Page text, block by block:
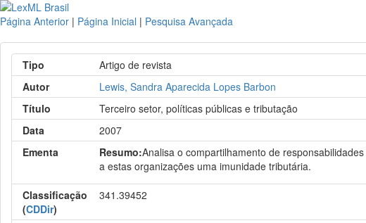
Página Anterior | Página Inicial | Pesquisa Avançada
Tipo
Artigo de revista
Autor
Lewis, Sandra Aparecida Lopes Barbon
Título
Terceiro setor, políticas públicas e tributação
Data
2007
Ementa
Resumo:Analisa o compartilhamento de
a estas organizações uma imunidade tributária.
Classificação
(CDDir)
341.39452